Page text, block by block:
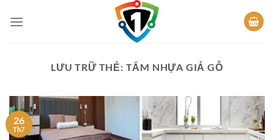
qua
LƯU TRỮ THẺ: TẤM NHỰA GIẢ GỖ
26
Th7